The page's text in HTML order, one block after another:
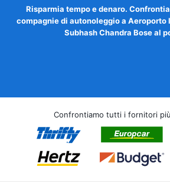
Risparmia tempo e denaro.
compagnie di autonoleggio a Aeroporto
Subhash Chandra Bose al
Confrontiamo tutti i fornitori